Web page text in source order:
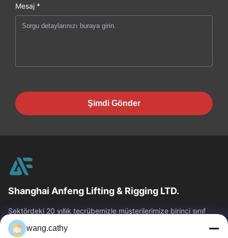
Mesaj *
Şimdi Gönder
Shanghai Anfeng Lifting & Rigging LTD.
Sektördeki 20 yıllık tecrübemizle müşterilerimize birinci sınıf
kaldırma ve arma ürünleri ve özel tasarım kaldırma çözümleri
sunuyoruz.wang.cathy